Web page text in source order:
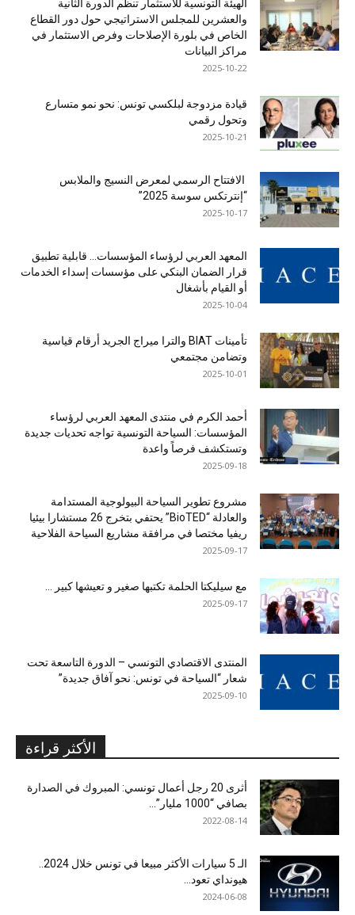
الهيئة التونسية للاستثمار تنظم الدورة الثانية
والعشرين للمجلس الاستراتيجي حول دور القطاع
الخاص في بلورة الإصلاحات وفرص الاستثمار في
مراكز البيانات
2025-10-22
قيادة مزدوجة لبلكسي تونس: نحو نمو متسارع
وتحول رقمي
2025-10-21
الافتتاح الرسمي لمعرض النسيج والملابس
“إنترتكس سوسة 2025”
2025-10-17
المعهد العربي لرؤساء المؤسسات… قابلية تطبيق
قرار الضمان البنكي على مؤسسات إسداء الخدمات
أو القيام بأشغال
2025-10-04
تأمينات BIAT والترا ميراج الجريد أرقام قياسية
وتضامن مجتمعي
2025-10-01
أحمد الكرم في منتدى المعهد العربي لرؤساء
المؤسسات: السياحة التونسية تواجه تحديات جديدة
وتستكشف فرصاً واعدة
2025-09-18
مشروع تطوير السياحة البيولوجية المستدامة
والعادلة “BioTED” يحتفي بتخرج 26 مستشارا بيئيا
ريفيا مختصا في مرافقة مشاريع السياحة الفلاحية
2025-09-17
مع سيليكتا الحلمة تكتبها صغير و تعيشها كبير …
2025-09-17
المنتدى الاقتصادي التونسي – الدورة التاسعة تحت
شعار “السياحة في تونس: نحو آفاق جديدة”
2025-09-10
الأكثر قراءة
أثرى 20 رجل أعمال تونسي: المبروك في الصدارة
بصافي “1000 مليار”...
2022-08-14
هيونداي تعود...
2024-06-08